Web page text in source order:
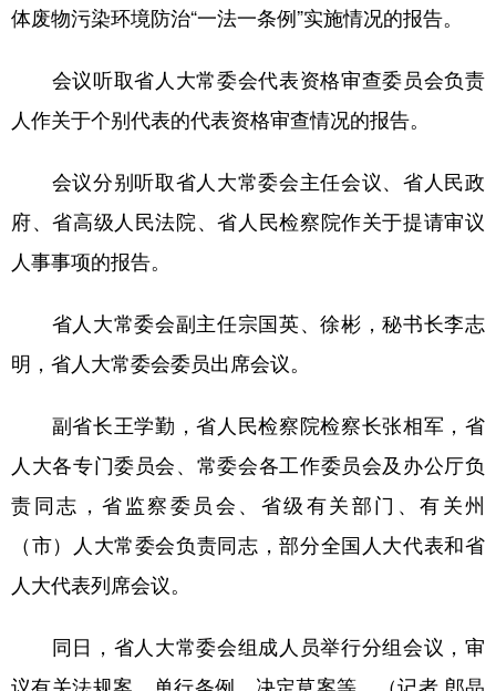
体废物污染环境防治“一法一条例”实施情况的报告。
会议听取省人大常委会代表资格审查委员会负责
人作关于个别代表的代表资格审查情况的报告。
会议分别听取省人大常委会主任会议、省人民政
府、省高级人民法院、省人民检察院作关于提请审议
人事事项的报告。
省人大常委会副主任宗国英、徐彬，秘书长李志
明，省人大常委会委员出席会议。
副省长王学勤，省人民检察院检察长张相军，省
人大各专门委员会、常委会各工作委员会及办公厅负
责同志，省监察委员会、省级有关部门、有关州
（市）人大常委会负责同志，部分全国人大代表和省
人大代表列席会议。
同日，省人大常委会组成人员举行分组会议，审